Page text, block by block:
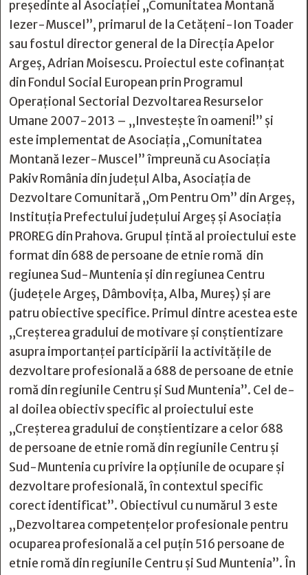
preşedinte al Asociaţiei „Comunitatea Montană
Iezer-Muscel”, primarul de la Cetăţeni-Ion Toader
sau fostul director general de la Direcţia Apelor
Argeş, Adrian Moisescu. Proiectul este cofinanţat
din Fondul Social European prin Programul
Operaţional Sectorial Dezvoltarea Resurselor
Umane 2007-2013 – „Investeşte în oameni!” şi
este implementat de Asociaţia „Comunitatea
Montană Iezer-Muscel” împreună cu Asociaţia
Pakiv România din judeţul Alba, Asociaţia de
Dezvoltare Comunitară „Om Pentru Om” din Argeş,
Instituţia Prefectului judeţului Argeş şi Asociaţia
PROREG din Prahova. Grupul ţintă al proiectului este
format din 688 de persoane de etnie romă din
regiunea Sud-Muntenia şi din regiunea Centru
(judeţele Argeş, Dâmboviţa, Alba, Mureş) şi are
patru obiective specifice. Primul dintre acestea este
„Creşterea gradului de motivare şi conştientizare
asupra importanţei participării la activităţile de
dezvoltare profesională a 688 de persoane de etnie
romă din regiunile Centru şi Sud Muntenia”. Cel de-
al doilea obiectiv specific al proiectului este
„Creşterea gradului de conştientizare a celor 688
de persoane de etnie romă din regiunile Centru şi
Sud-Muntenia cu privire la opţiunile de ocupare şi
dezvoltare profesională, în contextul specific
corect identificat”. Obiectivul cu numărul 3 este
„Dezvoltarea competenţelor profesionale pentru
ocuparea profesională a cel puţin 516 persoane de
etnie romă din regiunile Centru şi Sud Muntenia”. În